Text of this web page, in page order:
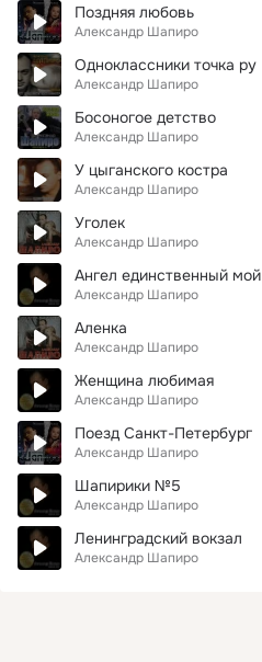
Поздняя любовь
Александр Шапиро
Одноклассники точка ру
Александр Шапиро
Босоногое детство
Александр Шапиро
У цыганского костра
Александр Шапиро
Уголек
Александр Шапиро
Ангел единственный мой
Александр Шапиро
Аленка
Александр Шапиро
Женщина любимая
Александр Шапиро
Поезд Санкт-Петербург
Александр Шапиро
Шапирики №5
Александр Шапиро
Ленинградский вокзал
Александр Шапиро